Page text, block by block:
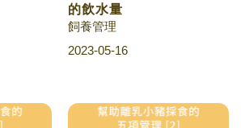
的飲水量
飼養管理
2023-05-16